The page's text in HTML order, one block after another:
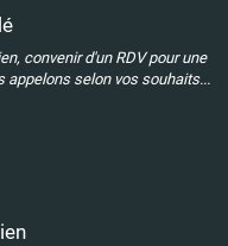
convenir d'un RDV pour une
appelons selon vos souhaits...